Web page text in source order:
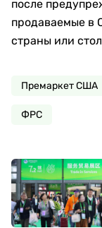
после
продаваемые в
страны или
Премаркет США
ФРС